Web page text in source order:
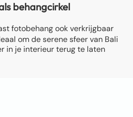
behangcirkel
fotobehang ook verkrijgbaar
om de serene sfeer van Bali
in je interieur terug te laten